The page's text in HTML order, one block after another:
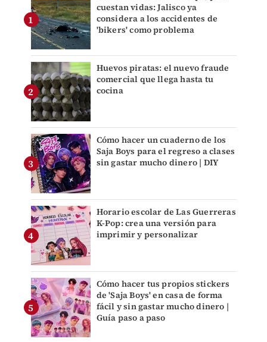
cuestan vidas: Jalisco ya
considera a los accidentes de
'bikers' como problema
Huevos piratas: el nuevo fraude
comercial que llega hasta tu
cocina
Cómo hacer un cuaderno de los
Saja Boys para el regreso a clases
sin gastar mucho dinero | DIY
Horario escolar de Las Guerreras
K-Pop: crea una versión para
imprimir y personalizar
Cómo hacer tus propios stickers
de 'Saja Boys' en casa de forma
fácil y sin gastar mucho dinero |
Guía paso a paso